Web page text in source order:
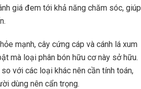
giá đem tới khả năng chăm sóc, giúp
mạnh, cây cứng cáp và cánh lá xum
mà loại phân bón hữu cơ này sở hữu.
với các loại khác nên cần tính toán,
dùng nên cẩn trọng.